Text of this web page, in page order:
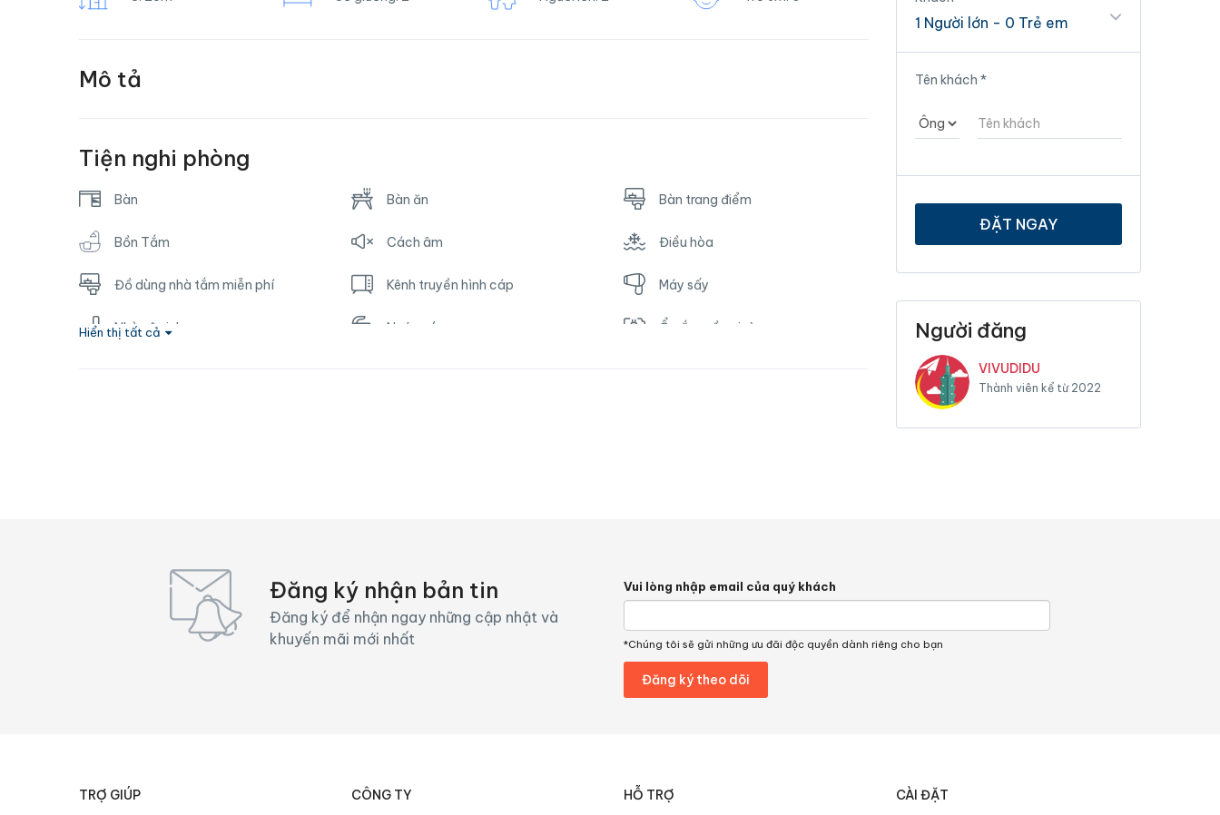
Mô tả
Tiện nghi phòng
Bàn Bàn ăn Bàn trang điểm
Bồn Tắm Cách âm Điều hòa
Đồ dùng nhà tắm miễn phí Kênh truyền hình cáp Máy sấy
Nhà vệ sinh Nước nóng Ổ cắm gần giường
Hiển thị tất cả
1 Người lớn - 0 Trẻ em
Tên khách *
ĐẶT NGAY
Người đăng
VIVUDIDU
Thành viên kể từ 2022
Đăng ký nhận bản tin
Đăng ký để nhận ngay những cập nhật và
khuyến mãi mới nhất
Vui lòng nhập email của quý khách
*Chúng tôi sẽ gửi những ưu đãi độc quyền dành riêng cho bạn
TRỢ GIÚP CÔNG TY HỖ TRỢ CÀI ĐẶT